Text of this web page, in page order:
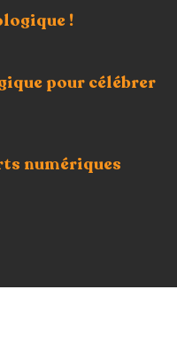
!
pour célébrer
numériques